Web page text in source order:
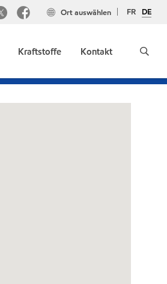
FR DE
Ort auswählen
Kraftstoffe Kontakt